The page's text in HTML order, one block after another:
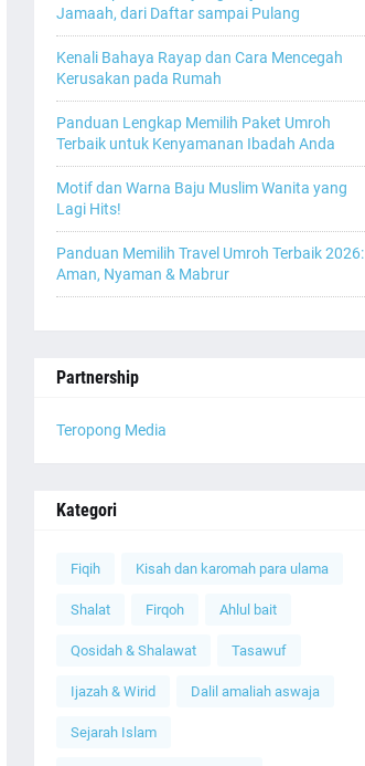
Jamaah, dari Daftar sampai Pulang
Kenali Bahaya Rayap dan Cara Mencegah
Kerusakan pada Rumah
Panduan Lengkap Memilih Paket Umroh
Terbaik untuk Kenyamanan Ibadah Anda
Motif dan Warna Baju Muslim Wanita yang
Lagi Hits!
Panduan Memilih Travel Umroh Terbaik 2026:
Aman, Nyaman & Mabrur
Partnership
Teropong Media
Kategori
Fiqih Kisah dan karomah para ulama
Shalat Firqoh Ahlul bait
Qosidah & Shalawat Tasawuf
Ijazah & Wirid Dalil amaliah aswaja
Sejarah Islam